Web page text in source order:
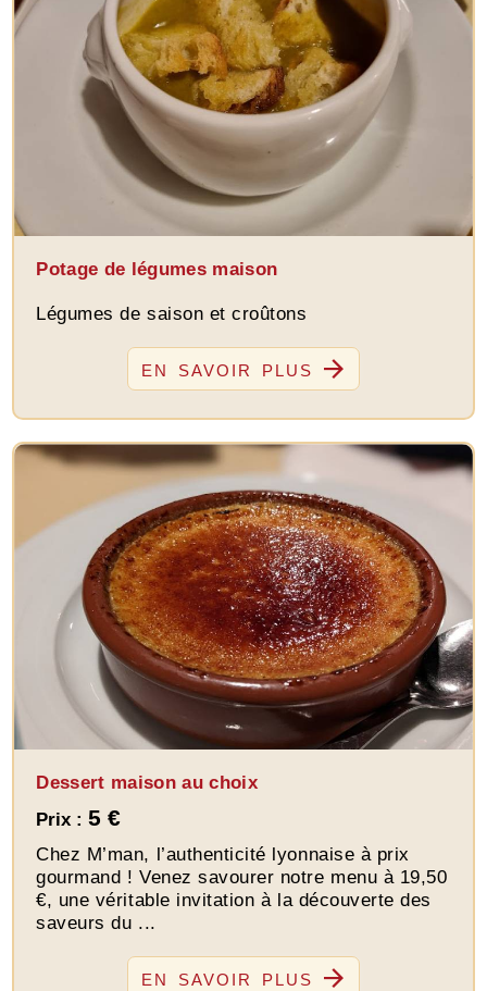
Potage de légumes maison
Légumes de saison et croûtons
EN SAVOIR PLUS
Dessert maison au choix
Prix :5 €
Chez M’man, l’authenticité lyonnaise à prix
gourmand ! Venez savourer notre menu à 19,50
€, une véritable invitation à la découverte des
saveurs du ...
EN SAVOIR PLUS